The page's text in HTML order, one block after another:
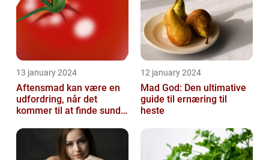
13 january 2024
Aftensmad kan være en
udfordring, når det
kommer til at finde sunde
samtidi...
12 january 2024
Mad God: Den ultimative
guide til ernæring til
heste